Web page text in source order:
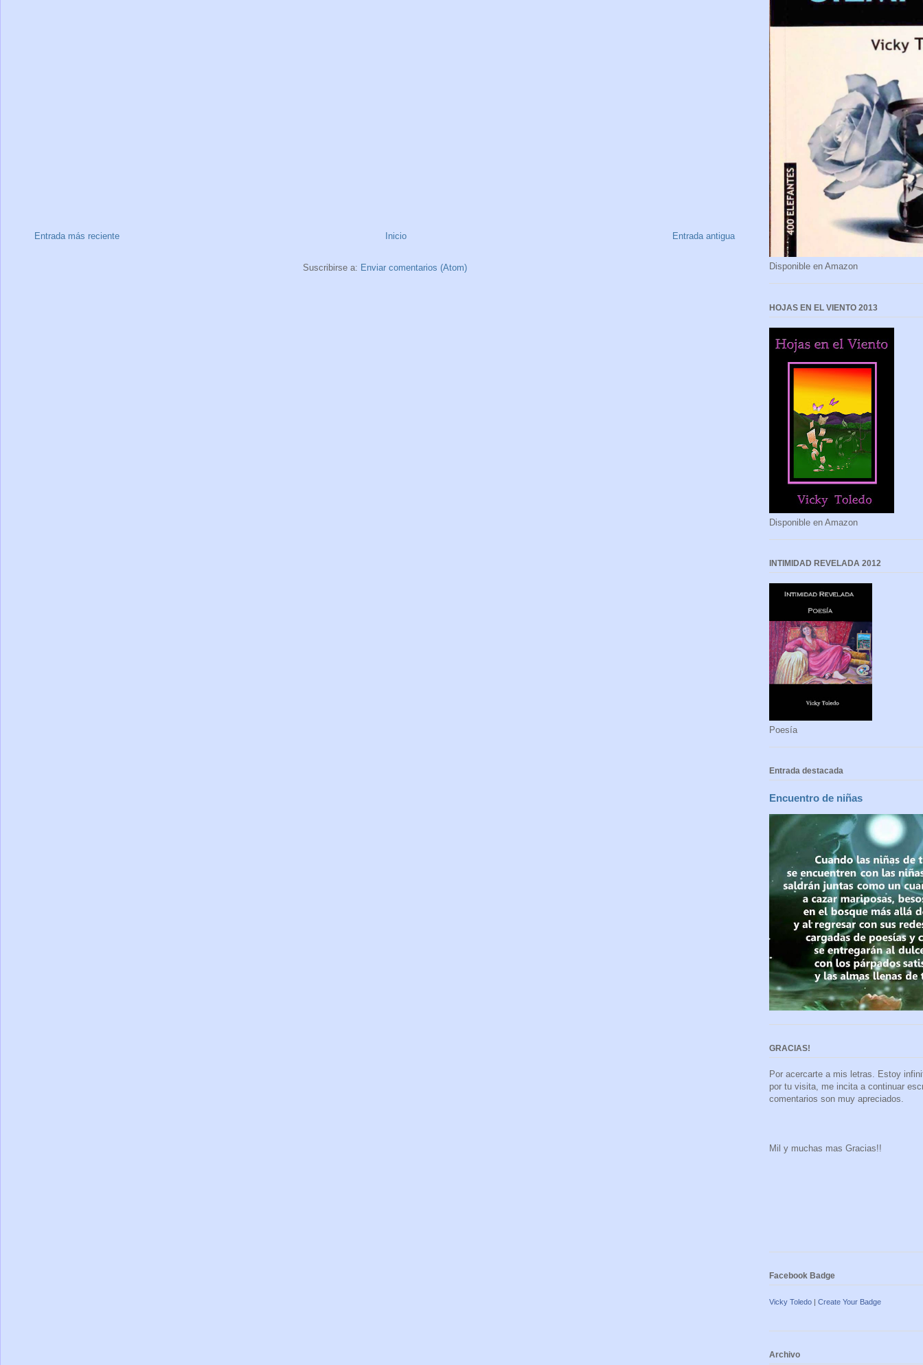
Entrada más reciente Entrada antigua
Inicio
Suscribirse a: Enviar comentarios (Atom) Disponible en Amazon
HOJAS EN EL VIENTO 2013
Disponible en Amazon
INTIMIDAD REVELADA 2012
Poesía
Entrada destacada
Encuentro de niñas
GRACIAS!
Por acercarte a mis letras. Estoy
por tu visita, me incita a continuar
comentarios son muy apreciados.
Mil y muchas mas Gracias!!
Facebook Badge
Vicky Toledo | Create Your Badge
Archivo